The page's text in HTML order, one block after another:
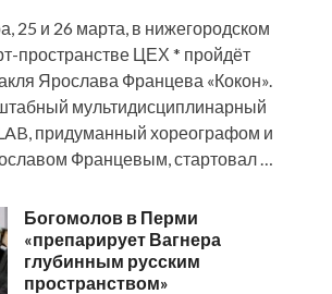
25 и 26 марта, в нижегородском
пространстве ЦЕХ * пройдёт
Ярослава Францева «Кокон».
мультидисциплинарный
придуманный хореографом и
Францевым, стартовал …
Богомолов в Перми
«препарирует Вагнера
глубинным русским
пространством»